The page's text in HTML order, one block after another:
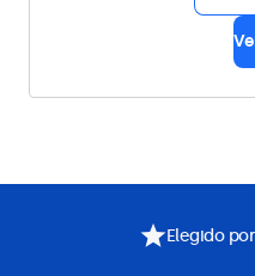
Elegido